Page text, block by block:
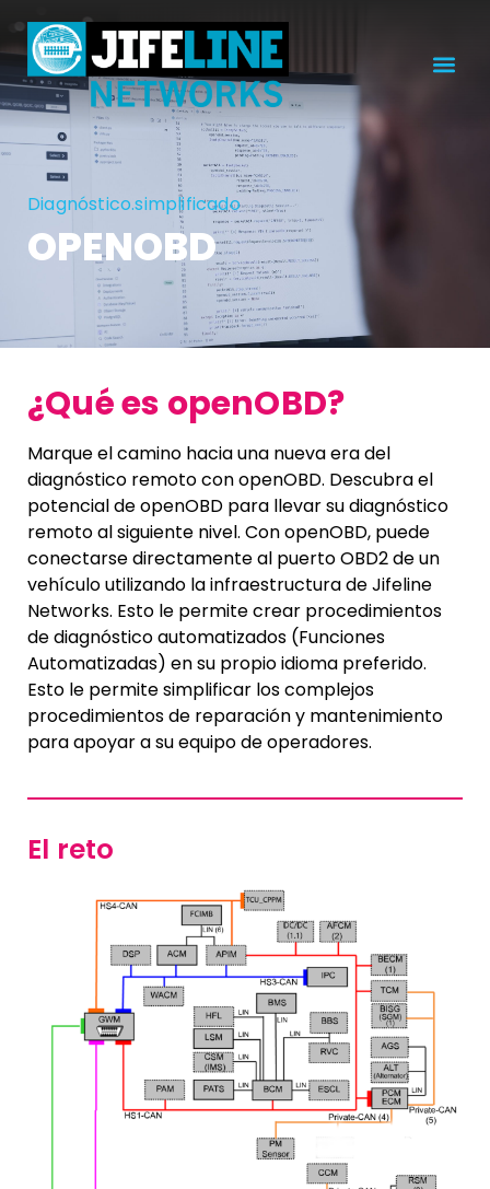
Diagnóstico.simplificado
OPENOBD
¿Qué es openOBD?
Marque el camino hacia una nueva era del
diagnóstico remoto con openOBD. Descubra el
potencial de openOBD para llevar su diagnóstico
remoto al siguiente nivel. Con openOBD, puede
conectarse directamente al puerto OBD2 de un
vehículo utilizando la infraestructura de Jifeline
Networks. Esto le permite crear procedimientos
de diagnóstico automatizados (Funciones
Automatizadas) en su propio idioma preferido.
Esto le permite simplificar los complejos
procedimientos de reparación y mantenimiento
para apoyar a su equipo de operadores.
El reto